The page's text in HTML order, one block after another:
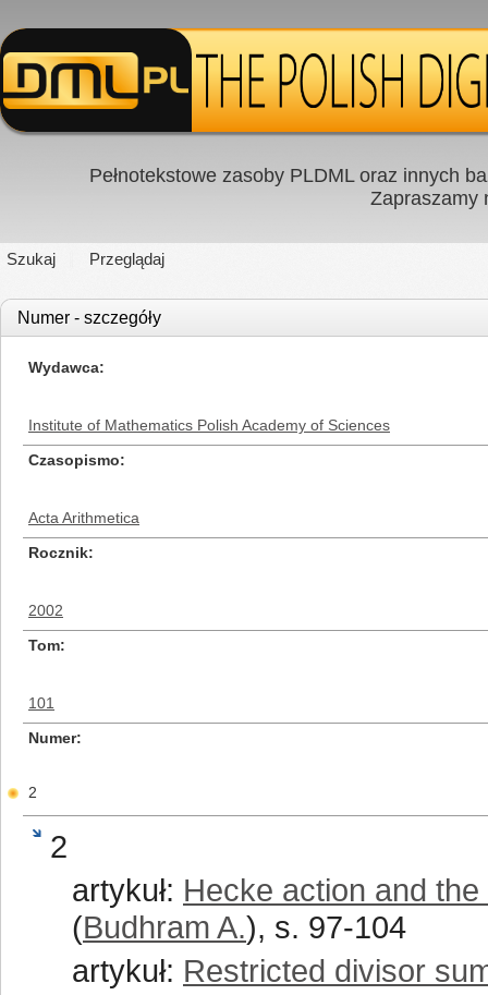
Pełnotekstowe zasoby PLDML oraz innych
Zapraszamy
Szukaj Przeglądaj
Numer - szczegóły
Wydawca
Institute of Mathematics Polish Academy of Sciences
Czasopismo
Acta Arithmetica
Rocznik
2002
Tom
101
Numer
2
2
artykuł: Hecke action and
(Budhram A.), s. 97-104
artykuł: Restricted divisor